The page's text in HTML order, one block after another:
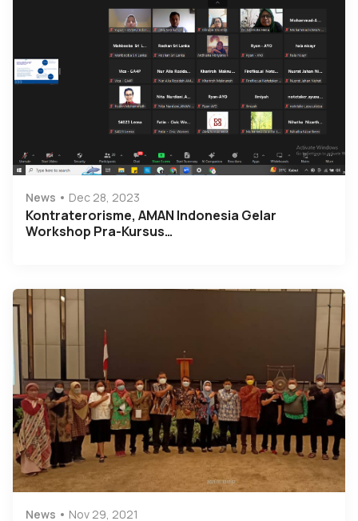
News Dec 28, 2023
Kontraterorisme, AMAN Indonesia Gelar
Workshop Pra-Kursus…
News Nov 29, 2021